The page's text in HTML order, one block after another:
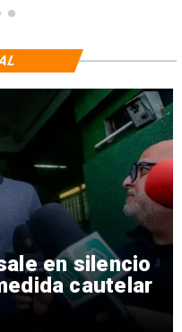
en silencio
cautelar